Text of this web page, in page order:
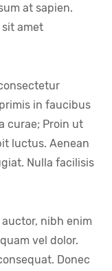
at sapien.
amet
in faucibus
curae; Proin ut
luctus. Aenean
Nulla facilisis
nibh enim
vel dolor.
Donec